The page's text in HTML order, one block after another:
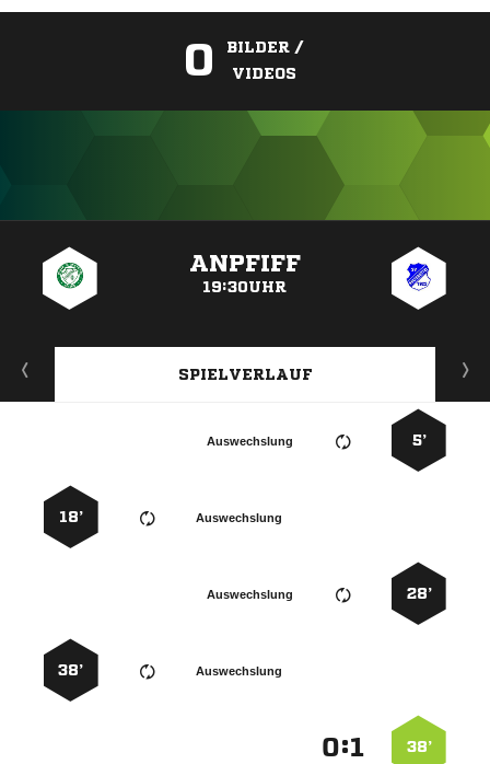
0
BILDER /
VIDEOS
ANPFIFF
19:30UHR
SPIELVERLAUF
5’
Auswechslung
Auswechslung
18’
28’
Auswechslung
Auswechslung
38’
38’
: